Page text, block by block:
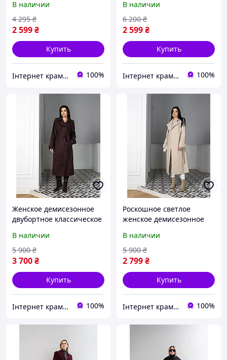
В наличии
2 599₴
4 295 ₴
Купить
Інтернет крамничка "Nika Star" 100%
деловое женское пальто
В наличии
2 599₴
6 200 ₴
Купить
Інтернет крамничка "Nika Star" 100%
Женское демисезонное
двубортное классическое
шоколадном цвете
В наличии
3 700₴
5 900 ₴
Купить
Інтернет крамничка "Nika Star" 100%
Роскошное светлое
женское демисезонное
шлицей поясом в цвете
лате
В наличии
2 799₴
5 900 ₴
Купить
Інтернет крамничка "Nika Star" 100%